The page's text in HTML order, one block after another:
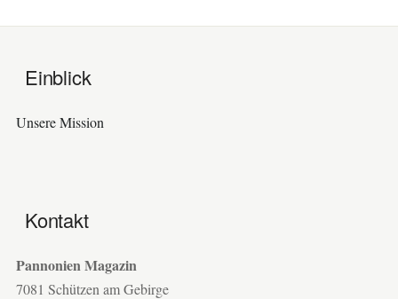
Einblick
Unsere Mission
Kontakt
Pannonien Magazin
7081 Schützen am Gebirge